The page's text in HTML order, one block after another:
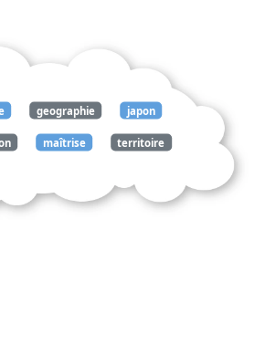
geographie japon
maîtrise territoire